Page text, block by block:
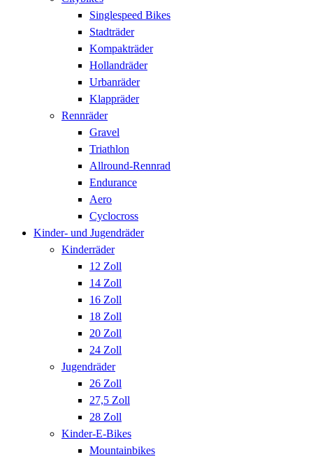
Singlespeed Bikes
Stadträder
Kompakträder
Hollandräder
Urbanräder
Klappräder
Rennräder
Gravel
Triathlon
Allround-Rennrad
Endurance
Aero
Cyclocross
Kinder- und Jugendräder
Kinderräder
12 Zoll
14 Zoll
16 Zoll
18 Zoll
20 Zoll
24 Zoll
Jugendräder
26 Zoll
27,5 Zoll
28 Zoll
Kinder-E-Bikes
Mountainbikes